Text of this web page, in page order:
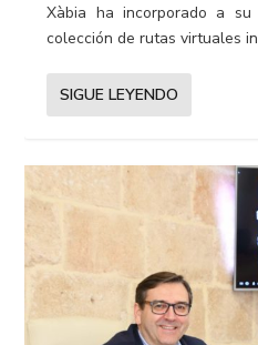
Xàbia ha incorporado a su
colección de rutas virtuales
SIGUE LEYENDO